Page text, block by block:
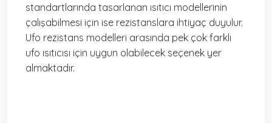
standartlarında tasarlanan ısıtıcı modellerinin
çalışabilmesi için ise rezistanslara ihtiyaç duyulur.
Ufo rezistans modelleri arasında pek çok farklı
ufo ısıtıcısı için uygun olabilecek seçenek yer
almaktadır.